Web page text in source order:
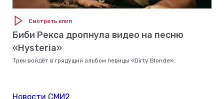
Смотреть клип
Биби Рекса дропнула видео на песню
«Hysteria»
Трек войдёт в грядущий альбом певицы «Dirty Blonde».
Новости СМИ2